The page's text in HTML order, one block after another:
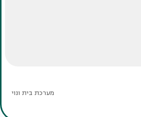
מערכת בית ונוי